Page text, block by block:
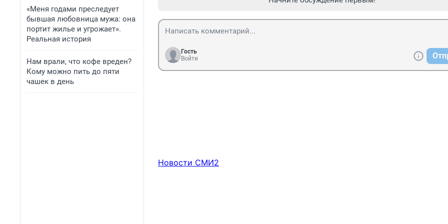
«Меня годами преследует
бывшая любовница мужа: она
портит жилье и угрожает».
Реальная история
Нам врали, что кофе вреден?
Кому можно пить до пяти
чашек в день
Гость
Войти
Новости СМИ2